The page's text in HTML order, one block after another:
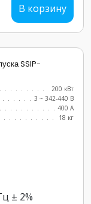
В корзину
SSIP-
200 кВт
3 ~ 342-440 В
400 А
18 кг
± 2%